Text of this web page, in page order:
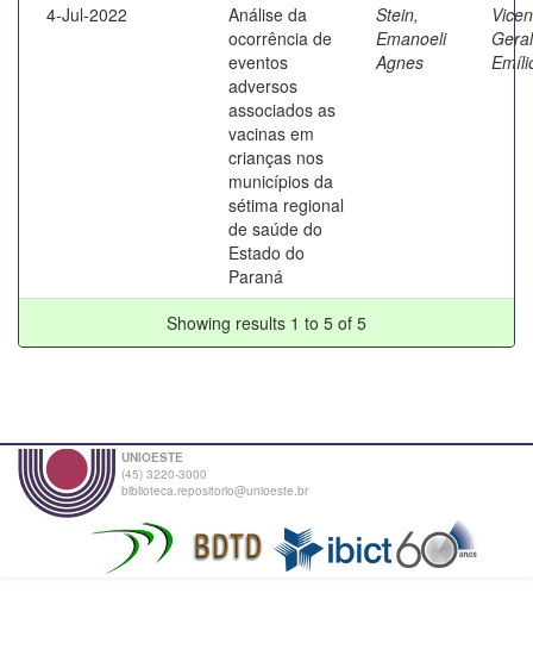
4-Jul-2022
Análise da
ocorrência de
eventos
adversos
associados as
vacinas em
crianças nos
municípios da
sétima regional
de saúde do
Estado do
Paraná
Stein,
Emanoeli
Agnes
Showing results 1 to 5 of 5
UNIOESTE
(45) 3220-3000
biblioteca.repositorio@unioeste.br